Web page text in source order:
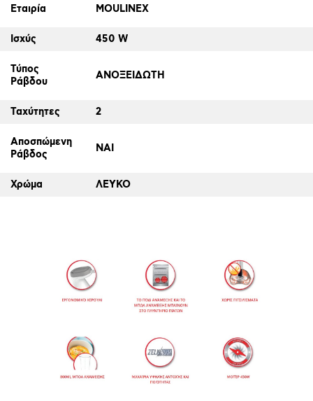
Εταιρία MOULINEX
Ισχύς 450 W
Τύπος
Ράβδου
ΑΝΟΞΕΙΔΩΤΗ
Ταχύτητες 2
Αποσπώμενη
Ράβδος
ΝΑΙ
Χρώμα ΛΕΥΚΟ